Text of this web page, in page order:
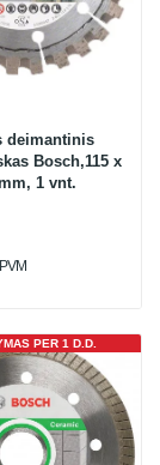
deimantinis
Bosch,115 x
1 vnt.
PER 1 D.D.